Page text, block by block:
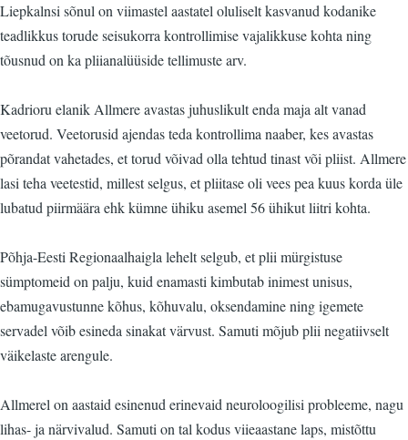
Liepkalnsi sõnul on viimastel aastatel oluliselt kasvanud kodanike
teadlikkus torude seisukorra kontrollimise vajalikkuse kohta ning
tõusnud on ka pliianalüüside tellimuste arv.
Kadrioru elanik Allmere avastas juhuslikult enda maja alt vanad
veetorud. Veetorusid ajendas teda kontrollima naaber, kes avastas
põrandat vahetades, et torud võivad olla tehtud tinast või pliist. Allmere
lasi teha veetestid, millest selgus, et pliitase oli vees pea kuus korda üle
lubatud piirmäära ehk kümne ühiku asemel 56 ühikut liitri kohta.
Põhja-Eesti Regionaalhaigla lehelt selgub, et plii mürgistuse
sümptomeid on palju, kuid enamasti kimbutab inimest unisus,
ebamugavustunne kõhus, kõhuvalu, oksendamine ning igemete
servadel võib esineda sinakat värvust. Samuti mõjub plii negatiivselt
väikelaste arengule.
Allmerel on aastaid esinenud erinevaid neuroloogilisi probleeme, nagu
lihas- ja närvivalud. Samuti on tal kodus viieaastane laps, mistõttu